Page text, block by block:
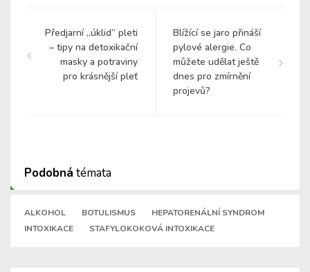
Předjarní „úklid“ pleti
– tipy na detoxikační
masky a potraviny
pro krásnější pleť
Blížící se jaro přináší
pylové alergie. Co
můžete udělat ještě
dnes pro zmírnění
projevů?
Podobná témata
ALKOHOL BOTULISMUS
HEPATORENÁLNÍ SYNDROM
INTOXIKACE
STAFYLOKOKOVÁ INTOXIKACE